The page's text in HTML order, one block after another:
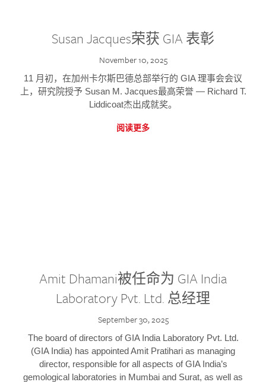
Susan Jacques荣获 GIA 表彰
November 10, 2025
11 月初，在加州卡尔斯巴德总部举行的 GIA 理事会会议
上，研究院授予 Susan M. Jacques最高荣誉 — Richard T.
Liddicoat杰出成就奖。
阅读更多
Amit Dhamani被任命为 GIA India
Laboratory Pvt. Ltd. 总经理
September 30, 2025
The board of directors of GIA India Laboratory Pvt. Ltd.
(GIA India) has appointed Amit Pratihari as managing
director, responsible for all aspects of GIA India’s
gemological laboratories in Mumbai and Surat, as well as